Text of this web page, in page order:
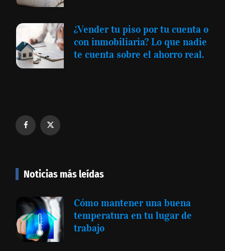
¿Vender tu piso por tu cuenta o
con inmobiliaria? Lo que nadie
te cuenta sobre el ahorro real.
Noticias más leídas
Cómo mantener una buena
temperatura en tu lugar de
trabajo